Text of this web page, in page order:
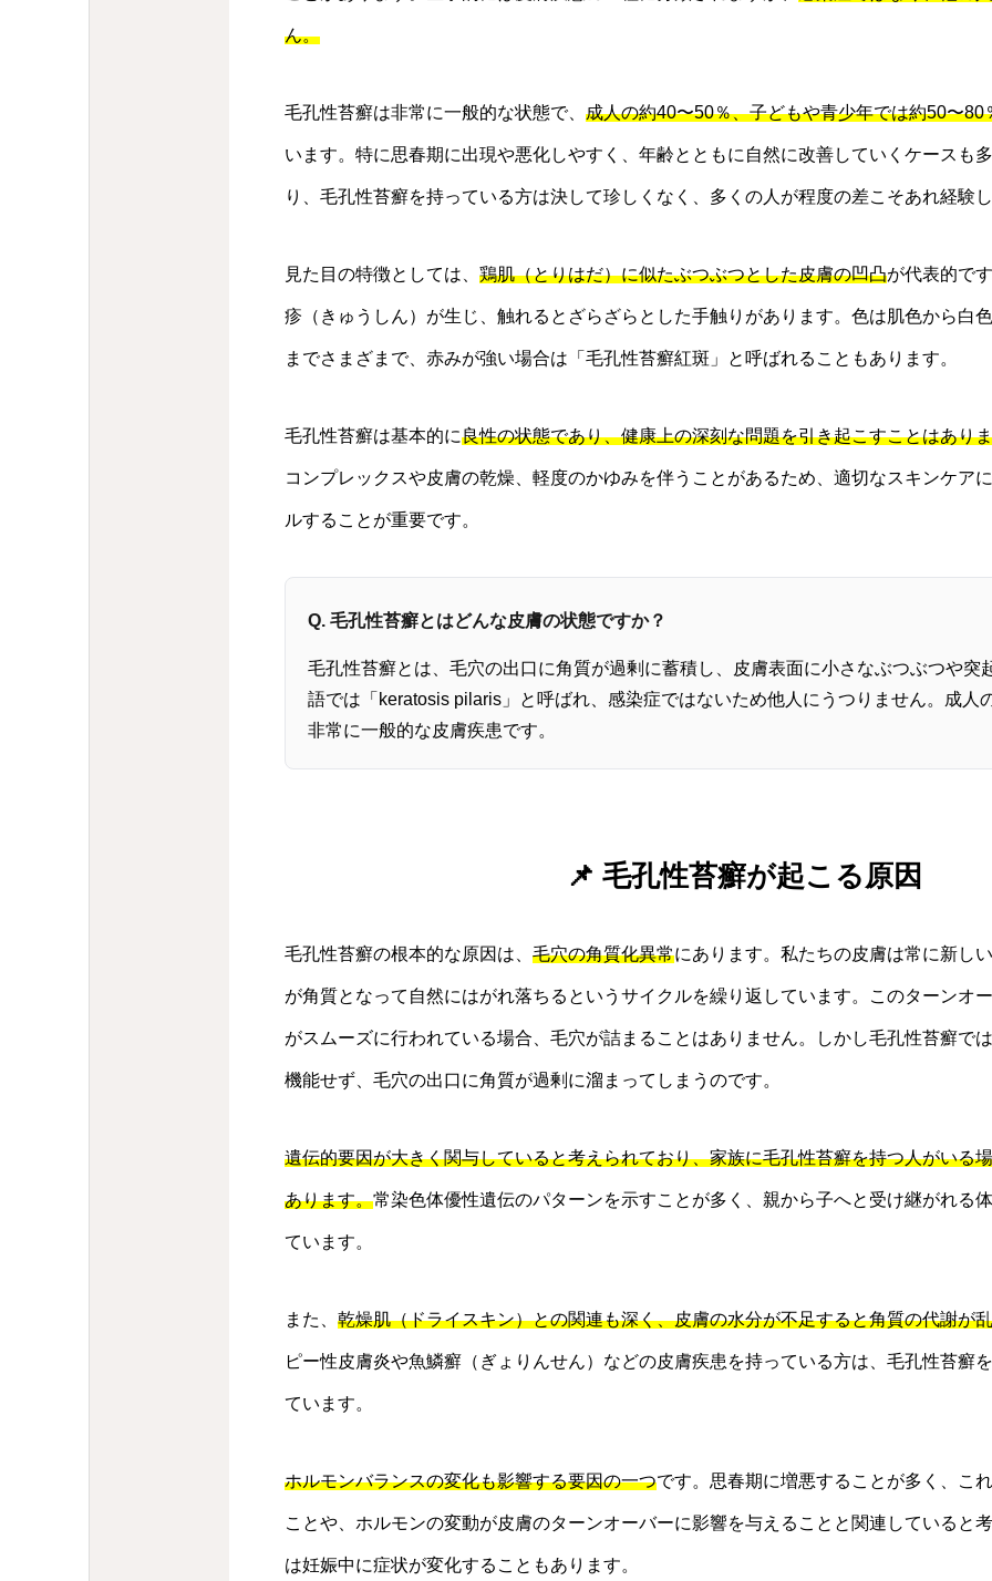
ん。
毛孔性苔癬は非常に一般的な状態で、 成人の約40〜50％、子どもや青少年では約50〜80
います。特に思春期に出現や悪化しやすく、年齢とともに自然に改善していくケースも
り、毛孔性苔癬を持っている方は決して珍しくなく、多くの人が程度の差こそあれ経験
見た目の特徴としては、 鶏肌（とりはだ）に似たぶつぶつとした皮膚の凹凸が代表的で
疹（きゅうしん）が生じ、触れるとざらざらとした手触りがあります。色は肌色から白
までさまざまで、赤みが強い場合は「毛孔性苔癬紅斑」と呼ばれることもあります。
毛孔性苔癬は基本的に良性の状態であり、健康上の深刻な問題を引き起こすことはあり
コンプレックスや皮膚の乾燥、軽度のかゆみを伴うことがあるため、適切なスキンケア
ルすることが重要です。
Q. 毛孔性苔癬とはどんな皮膚の状態ですか？
毛孔性苔癬とは、毛穴の出口に角質が過剰に蓄積し、皮膚表面に小さなぶつぶつや突
語では「keratosis pilaris」と呼ばれ、感染症ではないため他人にうつりません。成人
非常に一般的な皮膚疾患です。
📌 毛孔性苔癬が起こる原因
毛孔性苔癬の根本的な原因は、 毛穴の角質化異常にあります。私たちの皮膚は常に新し
が角質となって自然にはがれ落ちるというサイクルを繰り返しています。このターンオ
がスムーズに行われている場合、毛穴が詰まることはありません。しかし毛孔性苔癬で
機能せず、毛穴の出口に角質が過剰に溜まってしまうのです。
遺伝的要因が大きく関与していると考えられており、家族に毛孔性苔癬を持つ人がいる
あります。常染色体優性遺伝のパターンを示すことが多く、親から子へと受け継がれる
ています。
また、 乾燥肌（ドライスキン）との関連も深く、皮膚の水分が不足すると角質の代謝が
ピー性皮膚炎や魚鱗癬（ぎょりんせん）などの皮膚疾患を持っている方は、毛孔性苔癬
ています。
ホルモンバランスの変化も影響する要因の一つです。思春期に増悪することが多く、こ
ことや、ホルモンの変動が皮膚のターンオーバーに影響を与えることと関連していると
は妊娠中に症状が変化することもあります。